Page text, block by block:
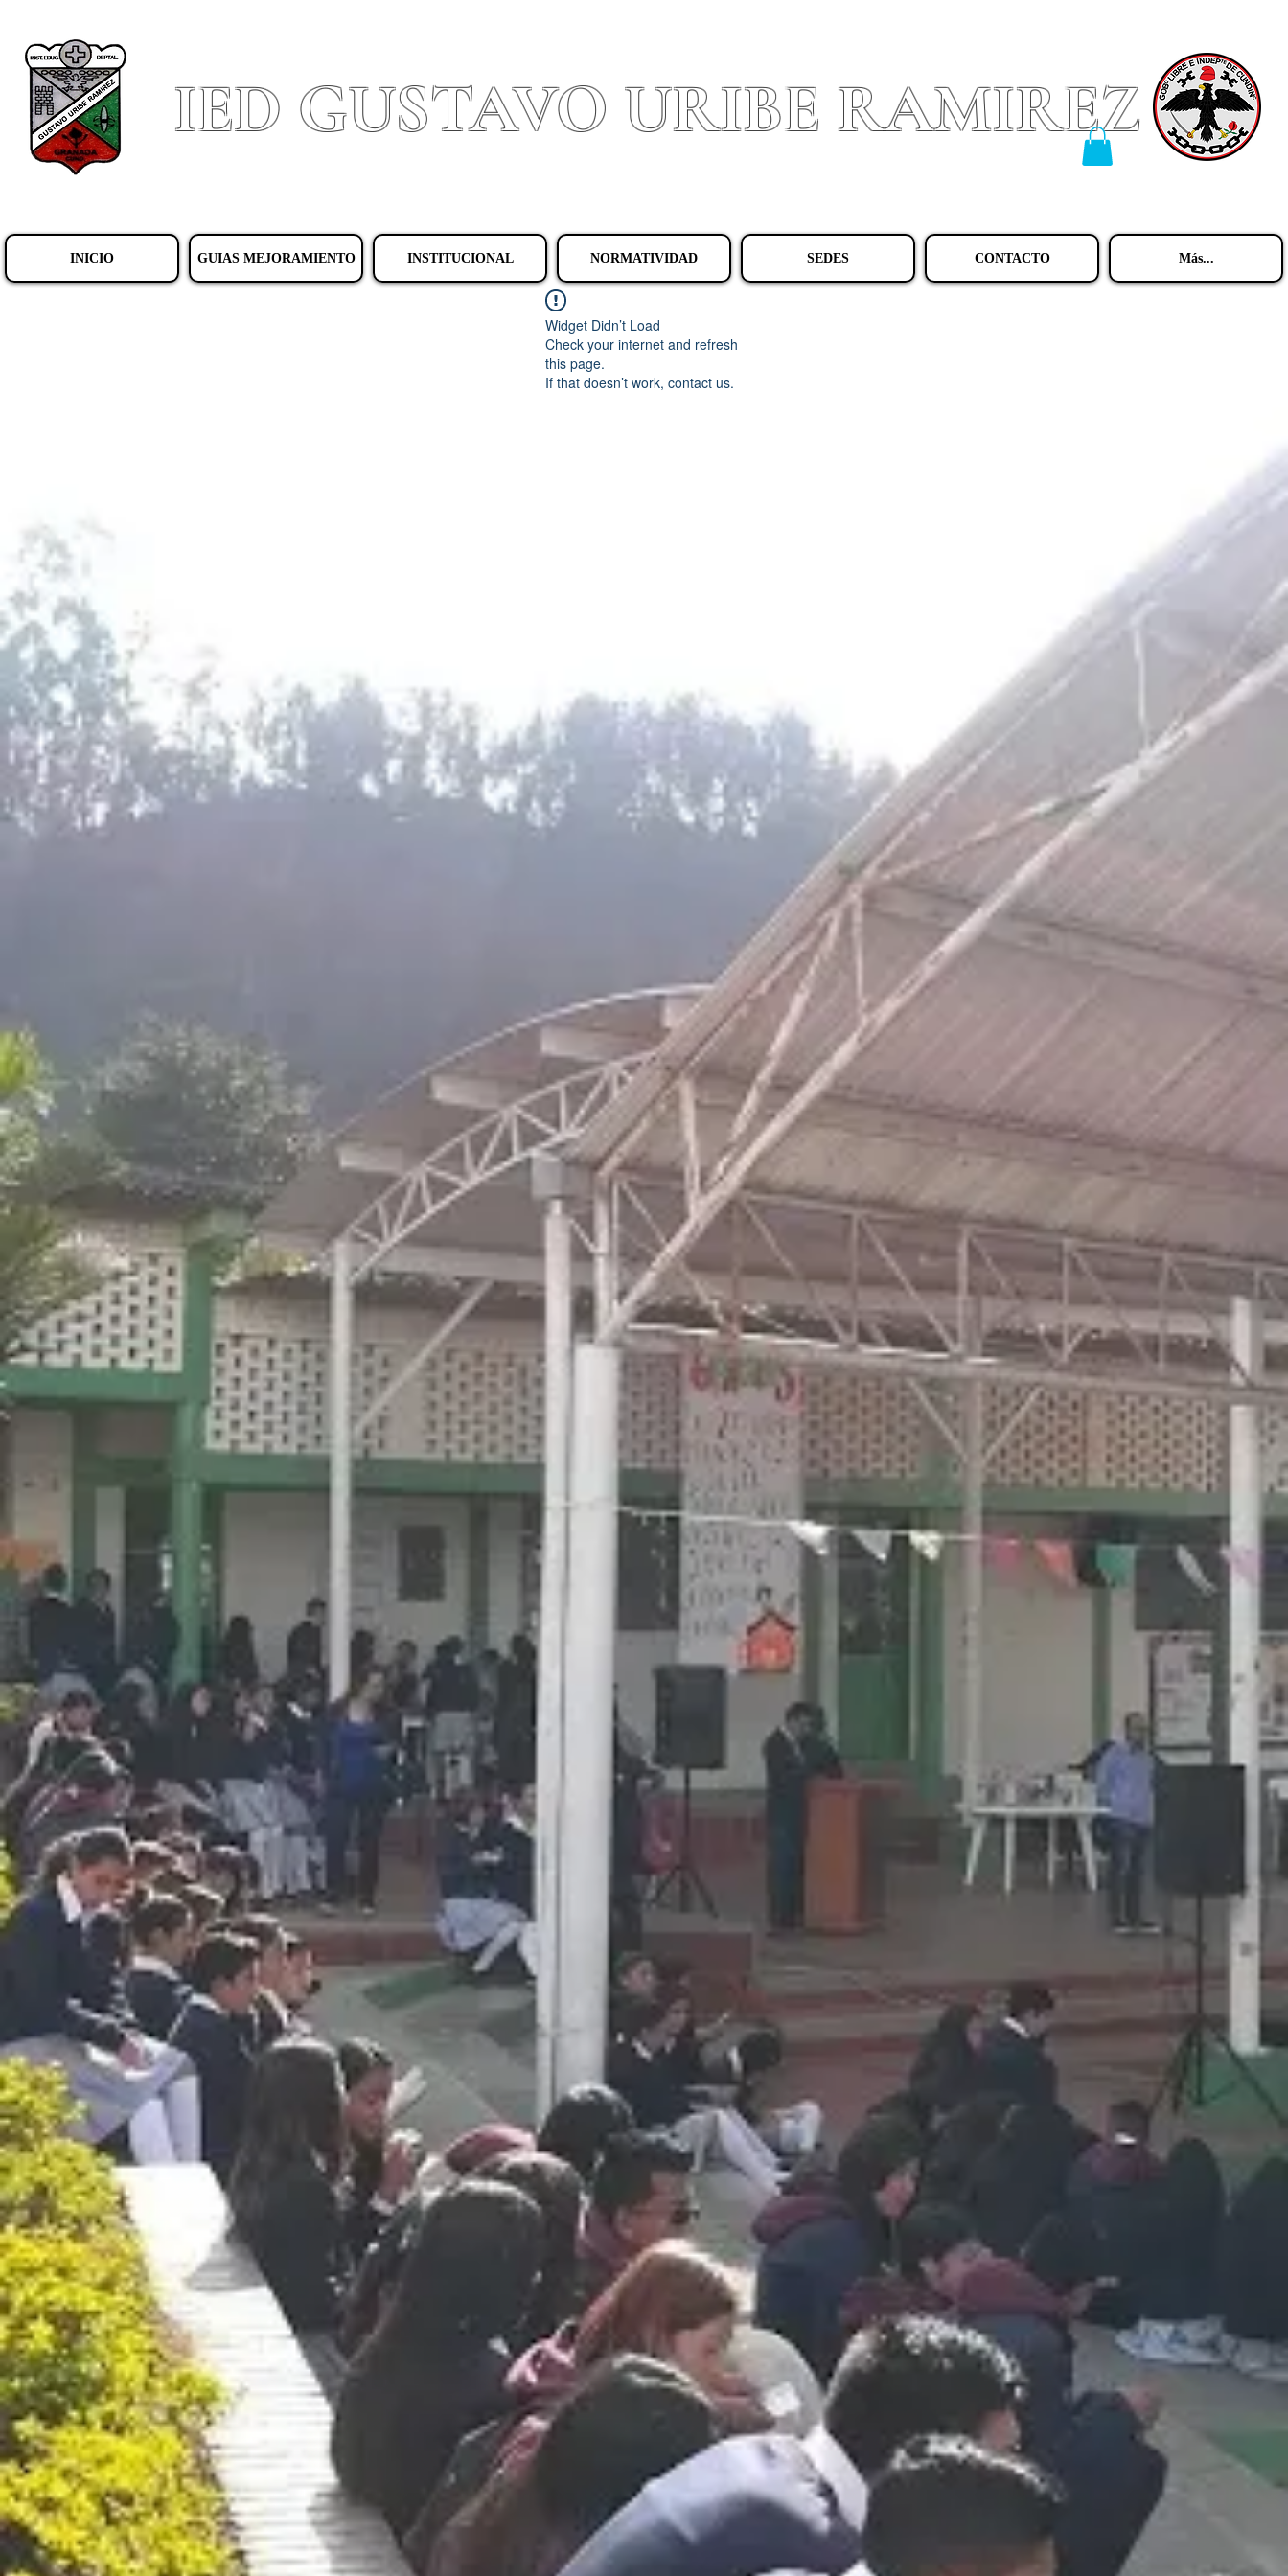
IED GUSTAVO URIBE RAMIREZ
INICIO GUIAS MEJORAMIENTO INSTITUCIONAL NORMATIVIDAD SEDES CONTACTO Más...
Widget Didn’t Load
Check your internet and refresh
this page.
If that doesn’t work, contact us.